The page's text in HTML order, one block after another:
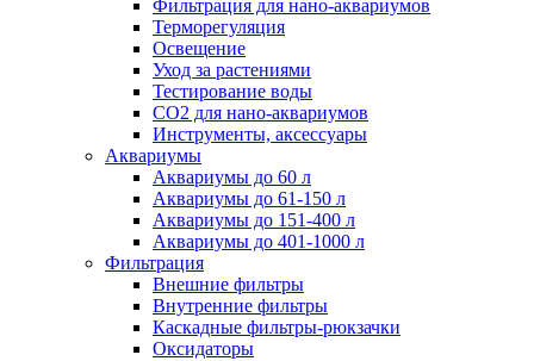
Фильтрация для нано-аквариумов
Терморегуляция
Освещение
Уход за растениями
Тестирование воды
СО2 для нано-аквариумов
Инструменты, аксессуары
Аквариумы
Аквариумы до 60 л
Аквариумы до 61-150 л
Аквариумы до 151-400 л
Аквариумы до 401-1000 л
Фильтрация
Внешние фильтры
Внутренние фильтры
Каскадные фильтры-рюкзачки
Оксидаторы